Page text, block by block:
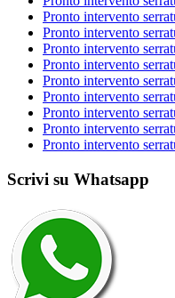
Pronto intervento
Pronto intervento
Pronto intervento
Pronto intervento
Pronto intervento
Pronto intervento
Pronto intervento
Pronto intervento
Pronto intervento
Scrivi su Whatsapp